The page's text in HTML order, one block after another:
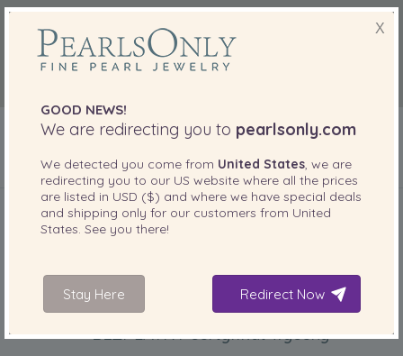
DOŁĄCZONE DO TWOJEGO PRODUKTU
BEZPŁATNY certyfikat wyceny
X
GOOD NEWS!
We are redirecting you to pearlsonly.com
We detected you come from United States , we are
redirecting you to our US website where all the prices
are listed in USD ($) and where we have special deals
and shipping only for our customers from United
States . See you there!
Stay Here Redirect Now